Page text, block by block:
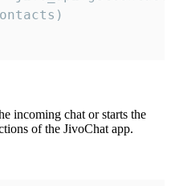
incoming chat or starts the
of the JivoChat app.